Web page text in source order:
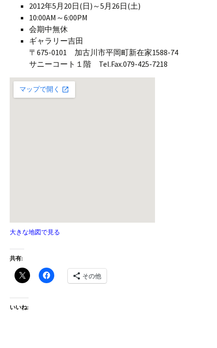
2012年5月20日(日)～5月26日(土)
10:00AM～6:00PM
会期中無休
ギャラリー吉田
〒675-0101 加古川市平岡町新在家1588-74
サニーコート１階 Tel.Fax.079-425-7218
大きな地図で見る
共有:
その他
いいね: